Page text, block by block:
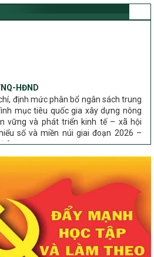
đoạn 2026 – 2030 trên địa bàn tỉnh
định mức phân bổ ngân sách trung
mục tiêu quốc gia xây dựng nông
vững và phát triển kinh tế – xã hội
số và miền núi giai đoạn 2026 –
An
trình mục tiêu quốc gia xây dựng
bền vững và phát triển kinh tế – xã
số và miền núi giai đoạn 2026 –
An
UBND
Chương trình mục tiều quốc gia xây
bền vững và phát triển kinh tế –
thiểu số và miền núi giai đoạn 2026